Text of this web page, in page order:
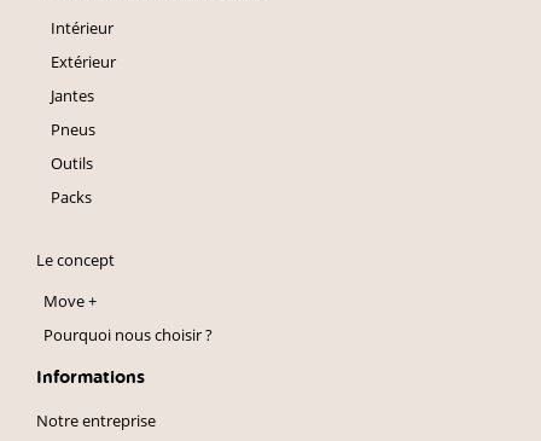
Intérieur
Extérieur
Jantes
Pneus
Outils
Packs
Le concept
Move +
Pourquoi nous choisir ?
Informations
Notre entreprise